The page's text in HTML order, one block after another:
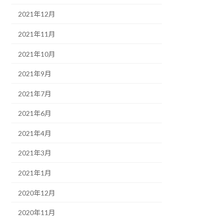
2021年12月
2021年11月
2021年10月
2021年9月
2021年7月
2021年6月
2021年4月
2021年3月
2021年1月
2020年12月
2020年11月